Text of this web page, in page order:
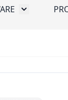
Werkzeug
Toggle